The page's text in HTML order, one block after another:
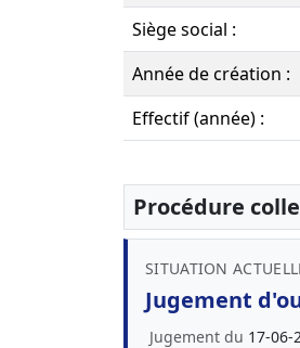
Siège social :
Année de création :
Effectif (année) :
Procédure
SITUATION
Jugement
Jugement du 17-06-